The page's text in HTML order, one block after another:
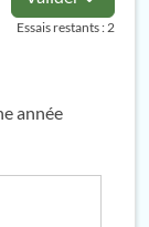
Essais restants : 2
année